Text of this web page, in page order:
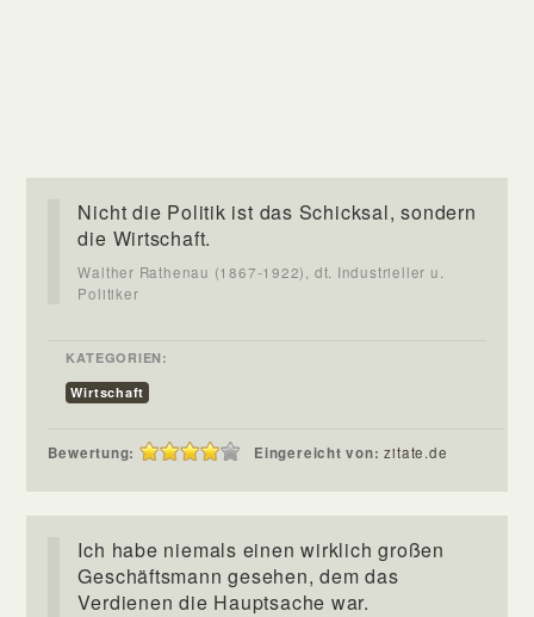
Nicht die Politik ist das Schicksal, sondern
die Wirtschaft.
Walther Rathenau (1867-1922), dt. Industrieller u.
Politiker
KATEGORIEN:
Wirtschaft
Bewertung: Eingereicht von:zitate.de
Ich habe niemals einen wirklich großen
Geschäftsmann gesehen, dem das
Verdienen die Hauptsache war.